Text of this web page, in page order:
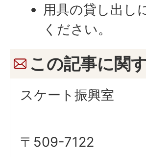
用具の貸し出し
ください。
この記事に関
スケート振興室
〒509-7122